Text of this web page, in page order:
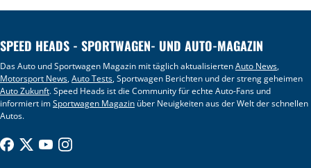
SPEED HEADS - SPORTWAGEN- UND AUTO-MAGAZIN
Das Auto und Sportwagen Magazin mit täglich aktualisiertenAuto News,
Motorsport News,Auto Tests, Sportwagen Berichten und der streng geheimen
Auto Zukunft. Speed Heads ist die Community für echte Auto-Fans und
informiert imSportwagen Magazin über Neuigkeiten aus der Welt der schnellen
Autos.